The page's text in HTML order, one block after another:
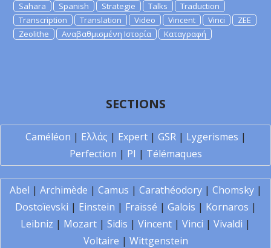
Sahara
Spanish Strategie Talks
Traduction
Transcription
Translation Video Vincent Vinci
ZEE
Zeolithe
Αναβαθμισμένη Ιστορία Καταγραφή
SECTIONS
Caméléon | Ελλάς | Expert| GSR| Lygerismes |
Perfection | PI | Télémaques
Abel | Archimède | Camus | Carathéodory| Chomsky|
Dostoïevski | Einstein | Fraïssé | Galois | Kornaros |
Leibniz | Mozart | Sidis | Vincent | Vinci | Vivaldi |
Voltaire | Wittgenstein